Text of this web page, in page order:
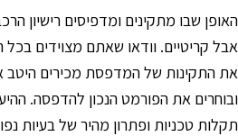
שבו מתקינים ומדפיסים רישיון
קריטיים. וודאו שאתם מצוידים
התקינות של המדפסת מכירים היטב
את הפורמט הנכון להדפסה.
טכניות ופתרון מהיר של בעיות